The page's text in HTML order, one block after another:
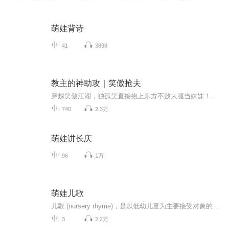
萌娃背诗
41 3898
教主的神助攻｜笑傲抢夫
740 2.3万
萌娃讲长庆
96 1万
萌娃儿歌
3 2.2万